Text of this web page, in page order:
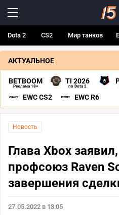
Dota 2 CS2 Мир танков
АКТУАЛЬНОЕ
BETBOOM
Реклама 18+
TI 2026
по Dota 2
EWC CS2 EWC R6
Новость
Глава Xbox
профсоюз Raven
завершения
27.05.2022 в 13:05